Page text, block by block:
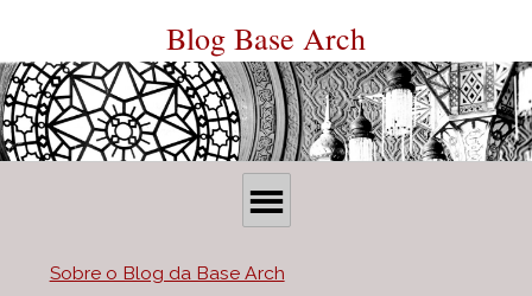
Content
Blog Base Arch
Sobre o Blog da Base Arch